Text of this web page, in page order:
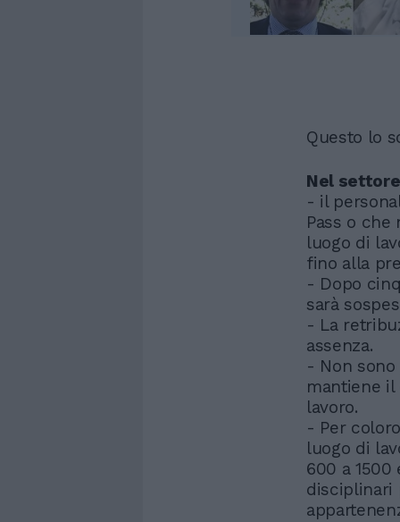
Questo lo
Nel
- il
Pass o
luogo di
fino alla
- Dopo
sarà
- La
assenza.
- Non
mantiene
lavoro.
- Per
luogo di
600 a
disciplinari